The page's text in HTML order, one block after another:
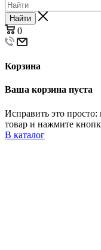
Найти
0
Корзина
Ваша корзина пуста
Исправить это
товар и нажмите
В каталог